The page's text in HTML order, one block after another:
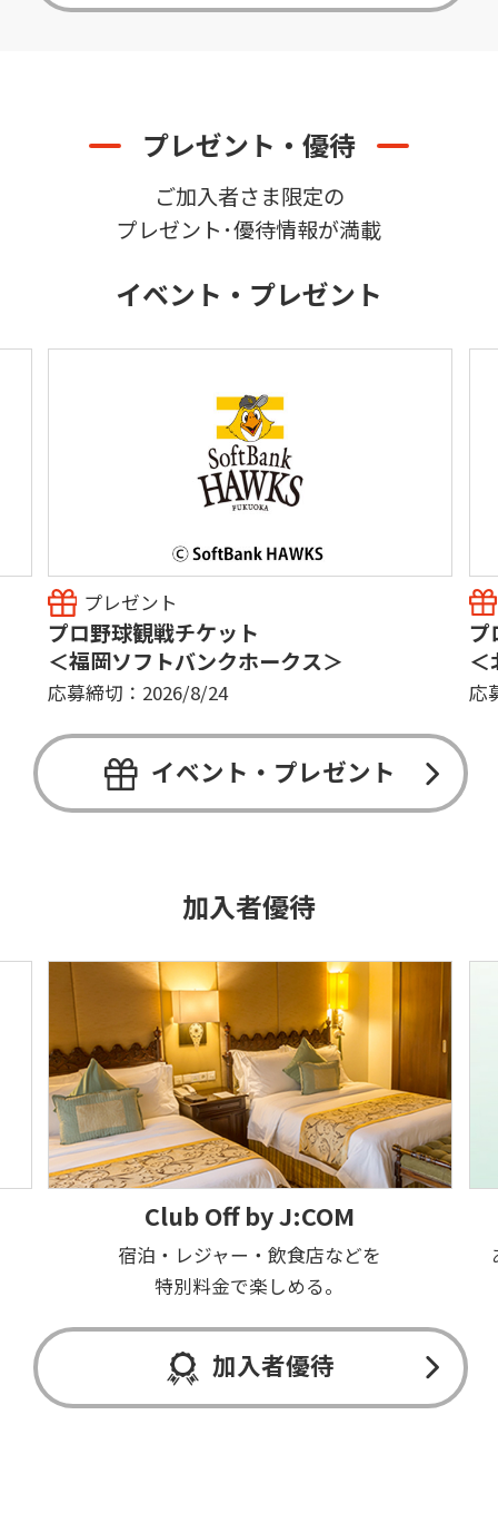
プレゼント・優待
ご加入者さま限定の
プレゼント･優待情報が満載
イベント・プレゼント
プレゼント
プロ野球観戦チケット
＜福岡ソフトバンクホークス＞
応募締切：2026/8/24
プ
＜
応
イベント・プレゼント
加入者優待
Club Off by J:COM
宿泊・レジャー・飲食店などを
特別料金で楽しめる。
加入者優待